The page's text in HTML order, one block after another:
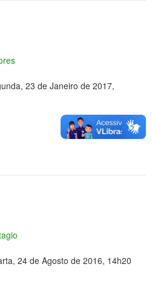
23 de Janeiro de 2017,
24 de Agosto de 2016, 14h20